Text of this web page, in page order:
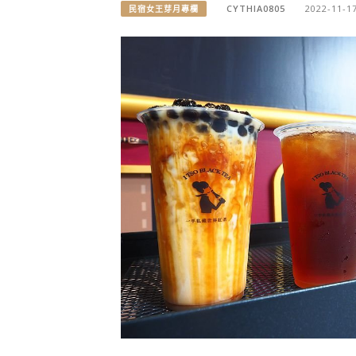
民宿女王芽月專欄 CYTHIA0805 2022-11-